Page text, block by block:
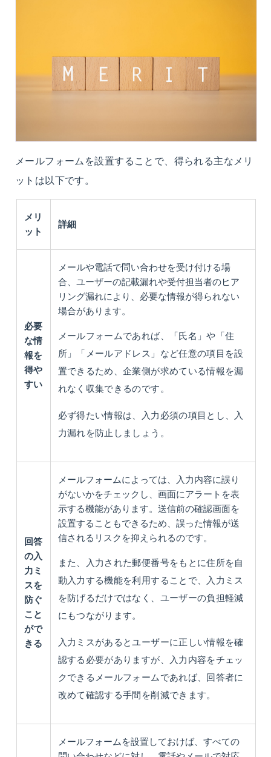
メールフォームを設置することで、得られる主なメリ
ットは以下です。
メリ
ット
詳細
必要
な情
報を
得や
すい
メールや電話で問い合わせを受け付ける場
合、ユーザーの記載漏れや受付担当者のヒア
リング漏れにより、必要な情報が得られない
場合があります。
メールフォームであれば、「氏名」や「住
所」「メールアドレス」など任意の項目を設
置できるため、企業側が求めている情報を漏
れなく収集できるのです。
必ず得たい情報は、入力必須の項目とし、入
力漏れを防止しましょう。
回答
の入
力ミ
スを
防ぐ
こと
がで
きる
メールフォームによっては、入力内容に誤り
がないかをチェックし、画面にアラートを表
示する機能があります。送信前の確認画面を
設置することもできるため、誤った情報が送
信されるリスクを抑えられるのです。
また、入力された郵便番号をもとに住所を自
動入力する機能を利用することで、入力ミス
を防げるだけではなく、ユーザーの負担軽減
にもつながります。
入力ミスがあるとユーザーに正しい情報を確
認する必要がありますが、入力内容をチェッ
クできるメールフォームであれば、回答者に
改めて確認する手間を削減できます。
メールフォームを設置しておけば、すべての